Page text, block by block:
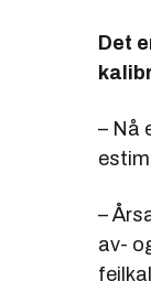
Det
– Nå
–
av-